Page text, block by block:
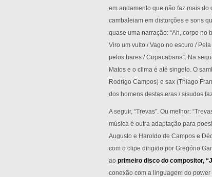
em andamento que não faz mais do
cambaleiam em distorções e sons
quase uma narração: “Ah, corpo no
Viro um vulto / Vago no escuro /
pelos bares / Copacabana”. Na
Matos e o clima é até singelo. O
Rodrigo Campos) e sax (Thiago
dos homens destas eras / sisudos
A seguir, “Trevas”. Ou melhor:
música é outra adaptação para
Augusto e Haroldo de Campos e
com o clipe dirigido por Gregório
ao primeiro disco do compositor,
conexão com a linguagem do